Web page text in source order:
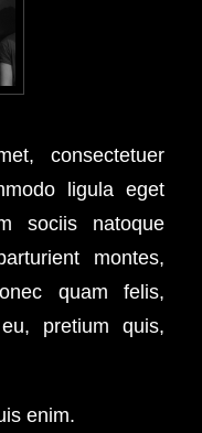
consectetuer
ligula eget
sociis natoque
montes,
quam felis,
pretium quis,
enim.